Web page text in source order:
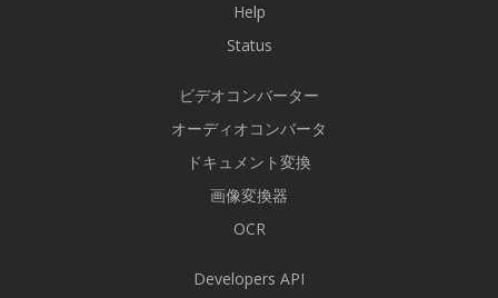
Help
Status
ビデオコンバーター
オーディオコンバータ
ドキュメント変換
画像変換器
OCR
Developers API